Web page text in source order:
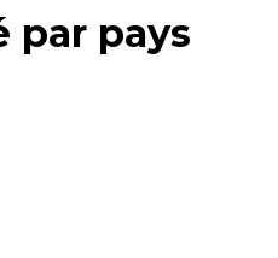
par pays